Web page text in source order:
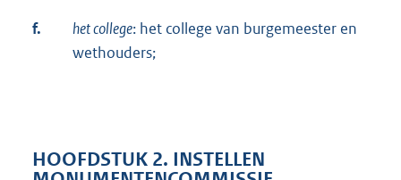
f. het college: het college van burgemeester en
wethouders;
HOOFDSTUK 2. INSTELLEN